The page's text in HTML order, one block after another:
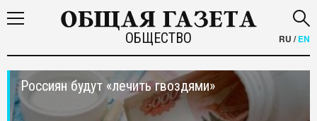
ОБЩЕСТВО RU /EN
Россиян будут «лечить гвоздями»